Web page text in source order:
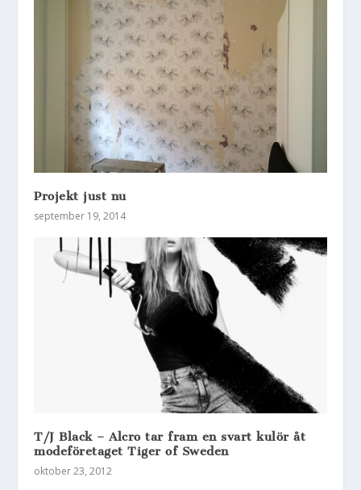
Projekt just nu
september 19, 2014
T/J Black – Alcro tar fram en svart kulör åt
modeföretaget Tiger of Sweden
oktober 23, 2012